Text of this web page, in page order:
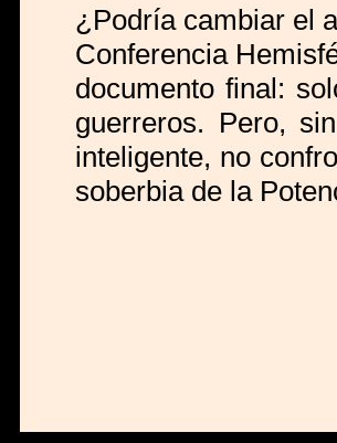
¿Podría cambiar el
Conferencia
documento final:
guerreros. Pero,
inteligente, no
soberbia de la